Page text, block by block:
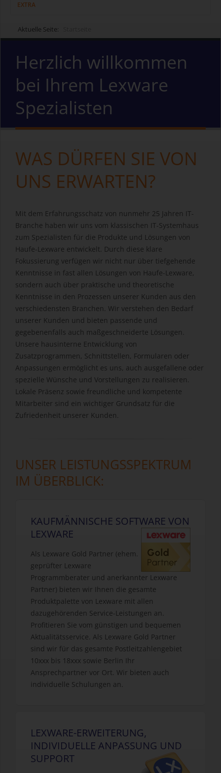
EXTRA
Aktuelle Seite:
Herzlich willkommen
bei Ihrem Lexware
Spezialisten
WAS DÜRFEN SIE VON
UNS ERWARTEN?
Mit dem Erfahrungsschatz von nunmehr 25 Jahren IT-
Branche haben wir uns vom klassischen IT-Systemhaus
zum Spezialisten für die Produkte und Lösungen von
Haufe-Lexware entwickelt. Durch diese klare
Fokussierung verfügen wir nicht nur über tiefgehende
Kenntnisse in fast allen Lösungen von Haufe-Lexware,
sondern auch über praktische und theoretische
Kenntnisse in den Prozessen unserer Kunden aus den
verschiedensten Branchen. Wir verstehen den Bedarf
unserer Kunden und bieten passende und
gegebenenfalls auch maßgeschneiderte Lösungen.
Unsere hausinterne Entwicklung von
Zusatzprogrammen, Schnittstellen, Formularen oder
Anpassungen ermöglicht es uns, auch ausgefallene oder
spezielle Wünsche und Vorstellungen zu realisieren.
Lokale Präsenz sowie freundliche und kompetente
Mitarbeiter sind ein wichtiger Grundsatz für die
Zufriedenheit unserer Kunden.
UNSER LEISTUNGSSPEKTRUM
IM ÜBERBLICK:
KAUFMÄNNISCHE SOFTWARE VON
LEXWARE
Als Lexware Gold Partner (ehem.
geprüfter Lexware
Programmberater und anerkannter Lexware
Partner) bieten wir Ihnen die gesamte
Produktpalette von Lexware mit allen
dazugehörenden Service-Leistungen an.
Profitieren Sie vom günstigen und bequemen
Aktualitätsservice. Als Lexware Gold Partner
sind wir für das gesamte Postleitzahlengebiet
10xxx bis 18xxx sowie Berlin Ihr
Ansprechpartner vor Ort. Wir bieten auch
individuelle Schulungen an.
LEXWARE-ERWEITERUNG,
INDIVIDUELLE ANPASSUNG UND
SUPPORT